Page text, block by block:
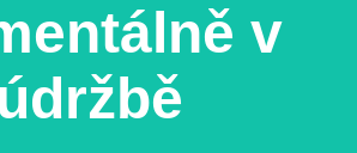
v
údržbě